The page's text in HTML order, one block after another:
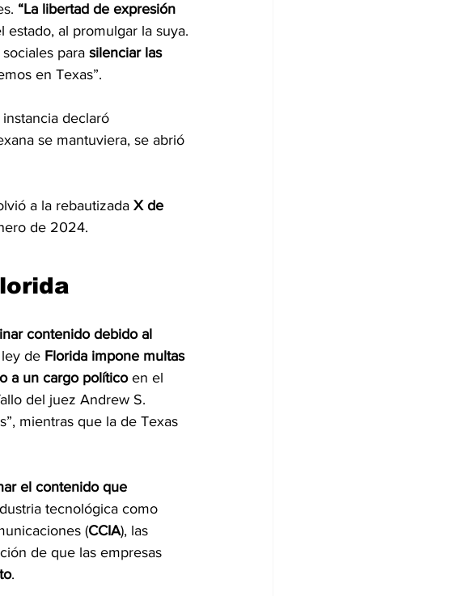
“La libertad de expresión
estado, al promulgar la suya.
para silenciar las
en Texas”.
declaró
se mantuviera, se abrió
a la rebautizada X de
de 2024.
contenido debido al
de Florida impone multas
a un cargo político en el
del juez Andrew S.
mientras que la de Texas
el contenido que
tecnológica como
(CCIA), las
de que las empresas
.